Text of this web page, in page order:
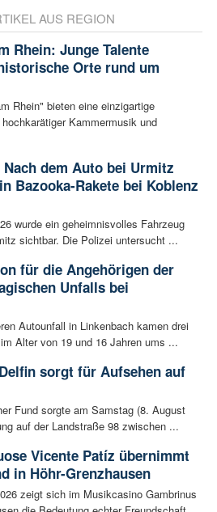
AUS REGION
Rhein: Junge Talente
Orte rund um
Rhein" bieten eine einzigartige
Kammermusik und
dem Auto bei Urmitz
Bazooka-Rakete bei Koblenz
wurde ein geheimnisvolles Fahrzeug
sichtbar. Die Polizei untersucht ...
für die Angehörigen der
Unfalls bei
Autounfall in Linkenbach kamen drei
Alter von 19 und 16 Jahren ums ...
sorgt für Aufsehen auf
Fund sorgte am Samstag (8. August
auf der Landstraße 98 zwischen ...
Vicente Patíz übernimmt
in Höhr-Grenzhausen
zeigt sich im Musikcasino Gambrinus